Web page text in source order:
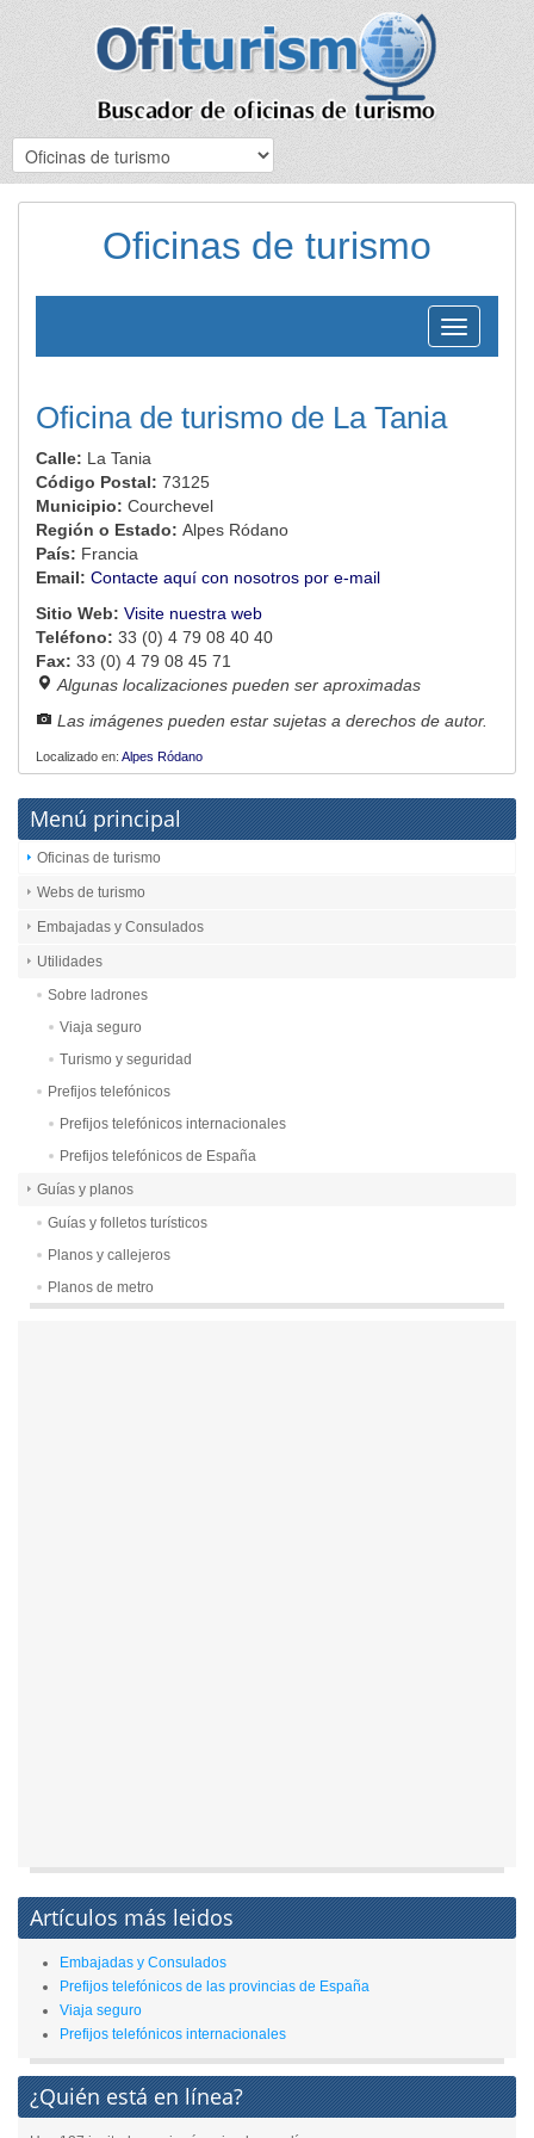
Oficinas de turismo
Toggle
navigation
Oficina de turismo de La Tania
Calle: La Tania
Código Postal: 73125
Municipio: Courchevel
Región o Estado: Alpes Ródano
País: Francia
Email: Contacte aquí con nosotros por e-mail
Sitio Web: Visite nuestra web
Teléfono: 33 (0) 4 79 08 40 40
Fax: 33 (0) 4 79 08 45 71
Algunas localizaciones pueden ser aproximadas
Las imágenes pueden estar sujetas a derechos de autor.
Localizado en: Alpes Ródano
Menú principal
Oficinas de turismo
Webs de turismo
Embajadas y Consulados
Utilidades
Sobre ladrones
Viaja seguro
Turismo y seguridad
Prefijos telefónicos
Prefijos telefónicos internacionales
Prefijos telefónicos de España
Guías y planos
Guías y folletos turísticos
Planos y callejeros
Planos de metro
Artículos más leidos
Embajadas y Consulados
Prefijos telefónicos de las provincias de España
Viaja seguro
Prefijos telefónicos internacionales
¿Quién está en línea?